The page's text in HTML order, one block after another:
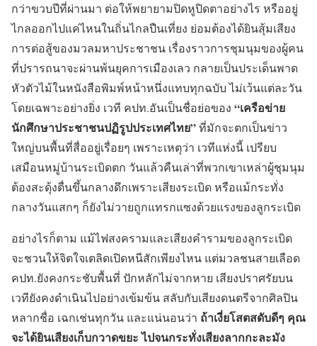
กว่าขวบปีที่ผ่านมา ต่อให้พยายามปิดหูปิดตาอย่างไร หรืออยู่
ไกลออกไปแค่ไหนในถิ่นไกลปืนเที่ยง ย่อมต้องได้ยินสุ้มเสียง
การต่อสู้ของมวลมหาประชาชน เรื่องราวการชุมนุมของผู้คน
ที่ปรารถนาจะผ่านพ้นยุคการเมืองเลว กลายเป็นประเด็นพาด
หัวตัวไม้ในหนังสือพิมพ์หน้าหนึ่งแทบทุกฉบับ ไม่เว้นแต่ละวัน
โดยเฉพาะอย่างยิ่ง เวที คปท.อันเป็นชื่อย่อของ “เครือข่าย
นักศึกษาประชาชนปฏิรูปประเทศไทย”ที่มักจะตกเป็นข่าว
ใหญ่บนพื้นที่สื่ออยู่เรื่อยๆ เพราะเหตุว่า เวทีแห่งนี้ เปรียบ
เสมือนหมู่บ้านระเบิดตก วันแล้วคืนเล่าที่พวกเขาเหล่าผู้ชุมนุม
ต้องสะดุ้งตื่นขึ้นกลางดึกเพราะเสียงระเบิด หรือแม้กระทั่ง
กลางวันแสกๆ ก็ยังไม่วายถูกแทรกแซงด้วยแรงของลูกระเบิด
อย่างไรก็ตาม แม้ไฟสงครามและเสียงคำรามของลูกระเบิด
จะชวนให้จิตใจเตลิดเปิดหนีสักเพียงไหน แต่มวลชนสายเลือด
คปท.ยังคงกระชับพื้นที่ ปักหลักไม่จากหาย เสียงปราศรัยบน
เวทียังคงดำเนินไปอย่างเข้มข้น สลับกับเสียงดนตรีจากศิลปิน
หลากชื่อ เฉกเช่นทุกวัน และแน่นอนว่า ถ้าเงี่ยโสตสดับดีๆ คุณ
จะได้ยินเสียงเก็บกวาดขยะ ไปจนกระทั่งเสียงลากกะละมัง